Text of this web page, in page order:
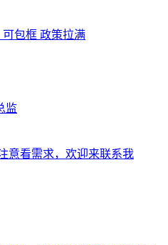
包框 政策拉满
监
意看需求，欢迎来联系我